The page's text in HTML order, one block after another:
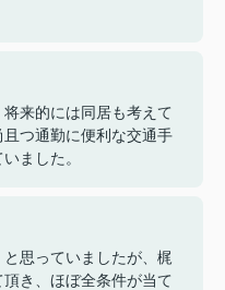
来的には同居も考えて
つ通勤に便利な交通手
ました。
思っていましたが、梶
き、ほぼ全条件が当て